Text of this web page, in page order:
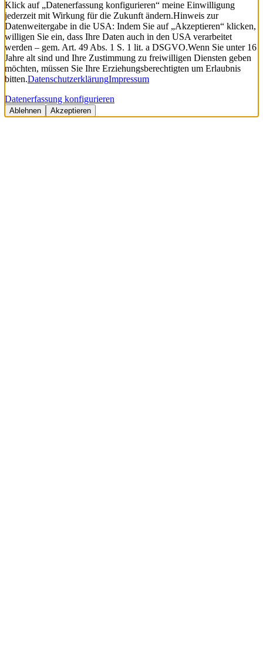
Klick auf „Datenerfassung konfigurieren“ meine Einwilligung
jederzeit mit Wirkung für die Zukunft ändern.Hinweis zur
Datenweitergabe in die USA: Indem Sie auf „Akzeptieren“ klicken,
willigen Sie ein, dass Ihre Daten auch in den USA verarbeitet
werden – gem. Art. 49 Abs. 1 S. 1 lit. a DSGVO.Wenn Sie unter 16
Jahre alt sind und Ihre Zustimmung zu freiwilligen Diensten geben
möchten, müssen Sie Ihre Erziehungsberechtigten um Erlaubnis
bitten.DatenschutzerklärungImpressum
Datenerfassung konfigurieren
Ablehnen Akzeptieren